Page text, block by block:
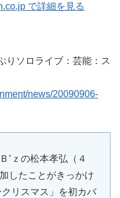
で詳細を見る
ソロライブ：芸能：ス
news/20090906-
’ｚの松本孝弘（４
したことがきっかけ
リスマス」を初カバ